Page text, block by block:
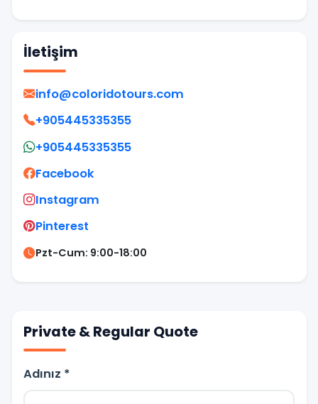
İletişim
info@coloridotours.com
+905445335355
+905445335355
Facebook
Instagram
Pinterest
Pzt-Cum: 9:00-18:00
Private & Regular Quote
Adınız *